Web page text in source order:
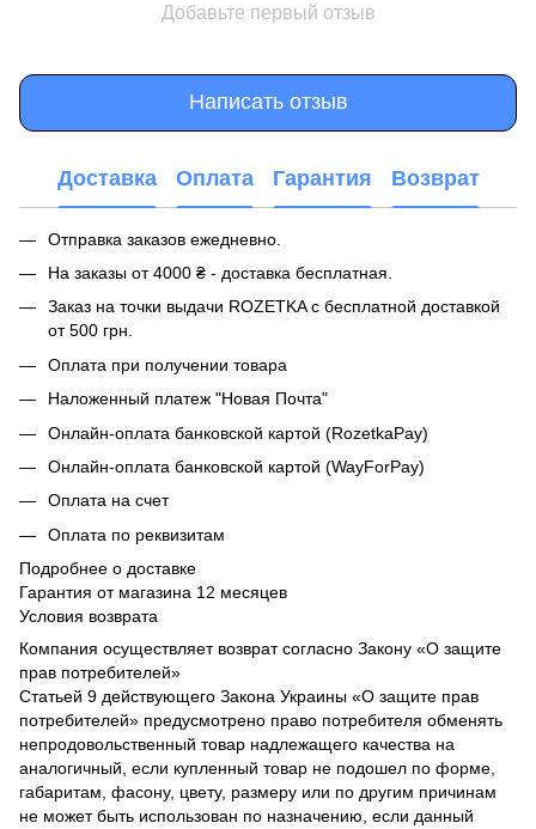
Добавьте первый отзыв
Написать отзыв
Доставка Оплата Гарантия Возврат
Отправка заказов ежедневно.
На заказы от 4000 ₴ - доставка бесплатная.
Заказ на точки выдачи ROZETKA с бесплатной доставкой
от 500 грн.
Оплата при получении товара
Наложенный платеж "Новая Почта"
Онлайн-оплата банковской картой (RozetkaPay)
Онлайн-оплата банковской картой (WayForPay)
Оплата на счет
Оплата по реквизитам
Подробнее о доставке
Гарантия от магазина 12 месяцев
Условия возврата
Компания осуществляет возврат согласно Закону «О защите
прав потребителей»
Статьей 9 действующего Закона Украины «О защите прав
потребителей» предусмотрено право потребителя обменять
непродовольственный товар надлежащего качества на
аналогичный, если купленный товар не подошел по форме,
габаритам, фасону, цвету, размеру или по другим причинам
не может быть использован по назначению, если данный